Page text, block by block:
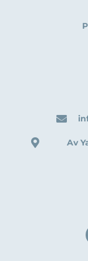
Av